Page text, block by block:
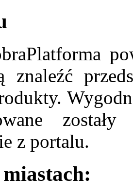
znaleźć
z portalu.